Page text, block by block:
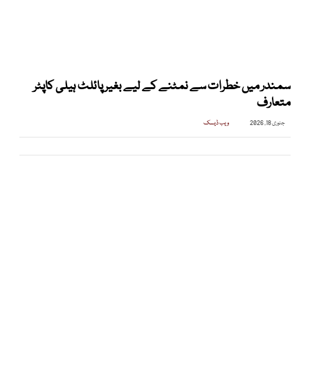
سمندر میں خطرات سے نمٹنے کے لیے بغیر پائلٹ ہیلی کاپٹر
متعارف
جنوری 18, 2026 ویب ڈیسک